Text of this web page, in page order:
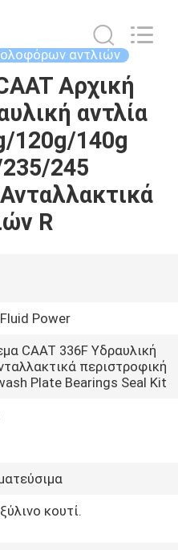
αντλιών
Αρχική
αντλία
120g/140g
245
R
Power
CAAT 336F Υδραυλική
περιστροφική
Plate Bearings Seal Kit
κουτί.